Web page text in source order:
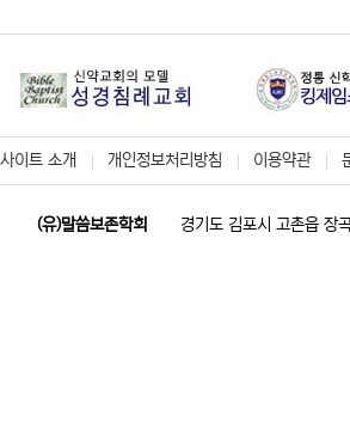
사이트 소개 개인정보처리방침 이용약관
(유)말씀보존학회 경기도 김포시 고촌읍 장